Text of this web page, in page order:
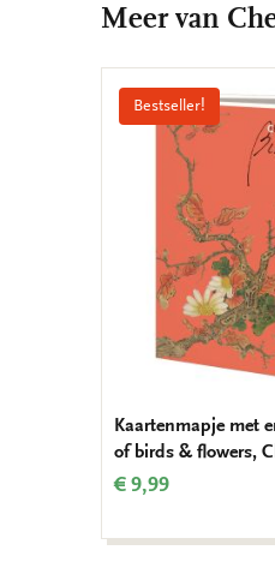
Meer van
Bestseller!
Kaartenmapje met
of birds & flowers,
€ 9,99